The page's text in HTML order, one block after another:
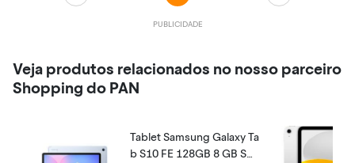
Veja produtos relacionados no nosso parceiro
Shopping do PAN
Tablet Samsung Galaxy Ta
b S10 FE 128GB 8 GB SM-